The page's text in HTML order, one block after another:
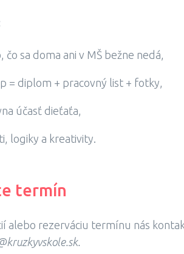
čo sa doma ani v MŠ bežne nedá,
= diplom + pracovný list + fotky,
účasť dieťaťa,
logiky a kreativity.
termín
alebo rezerváciu termínu nás